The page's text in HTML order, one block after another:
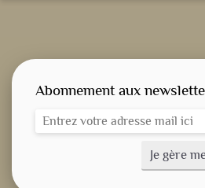
Abonnement aux
Je gère